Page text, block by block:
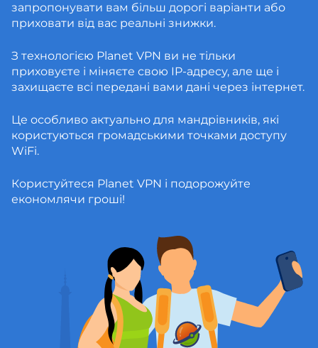
запропонувати вам більш дорогі варіанти або
приховати від вас реальні знижки.
З технологією Planet VPN ви не тільки
приховуєте і міняєте свою IP-адресу, але ще і
захищаєте всі передані вами дані через інтернет.
Це особливо актуально для мандрівників, які
користуються громадськими точками доступу
WiFi.
Користуйтеся Planet VPN і подорожуйте
економлячи гроші!